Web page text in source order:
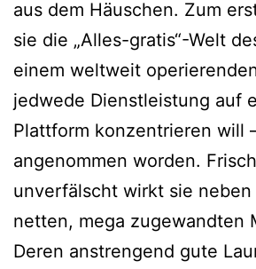
aus dem Häuschen. Zum
sie die „Alles-gratis“-Welt
einem weltweit
jedwede Dienstleistung auf
Plattform konzentrieren will
angenommen worden.
unverfälscht wirkt sie
netten, mega zugewandten
Deren anstrengend gute